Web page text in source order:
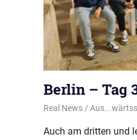
Berlin – Tag
22. November 2022
Real News
Auch am dritten und